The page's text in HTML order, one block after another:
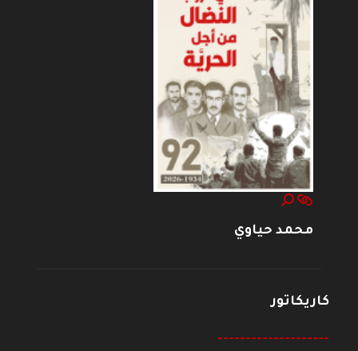
محمد حياوي
كاريكاتور
--------------------